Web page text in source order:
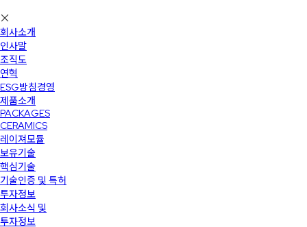
회사소개
인사말
조직도
연혁
ESG방침경영
제품소개
PACKAGES
CERAMICS
레이져모듈
보유기술
핵심기술
기술인증 및 특허
투자정보
회사소식 및
투자정보